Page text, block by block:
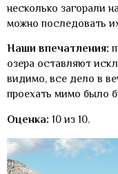
несколько загорали
можно последовать
Наши впечатления:
озера оставляют
видимо, все дело в
проехать мимо было
Оценка: 10 из 10.